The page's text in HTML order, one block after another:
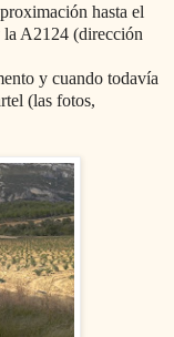
hasta el
A2124 (dirección
y cuando todavía
(las fotos,